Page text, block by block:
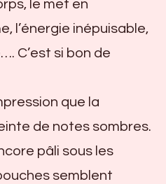
le met en
l’énergie inépuisable,
C’est si bon de
que la
de notes sombres.
pâli sous les
semblent